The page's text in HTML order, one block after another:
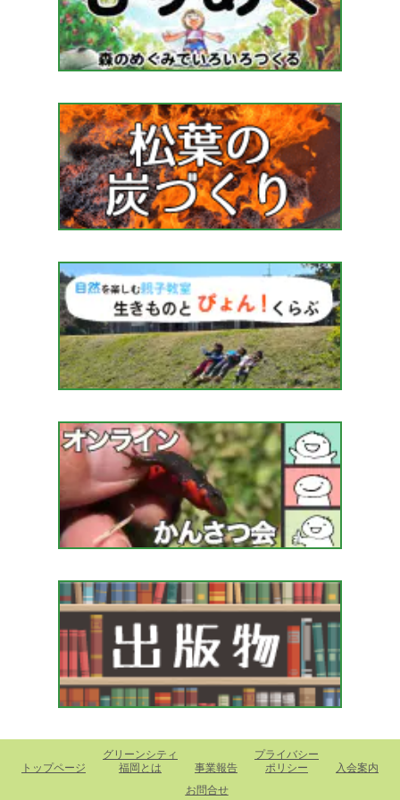
トップページ
グリーンシティ
福岡とは
事業報告
プライバシー
ポリシー
入会案内
お問合せ